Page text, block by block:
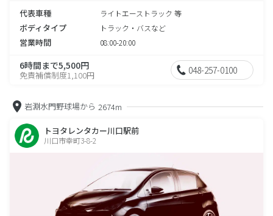
代表車種 ライトエーストラック 等
ボディタイプ トラック・バスなど
営業時間 08:00-20:00
6時間まで5,500円
免責補償制度1,100円 048-257-0100
岩淵水門野球場から 2674m
トヨタレンタカー川口駅前
川口市幸町3-8-2